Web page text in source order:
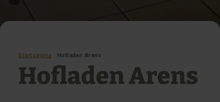
Startpagina Hofladen Arens
Hofladen Arens